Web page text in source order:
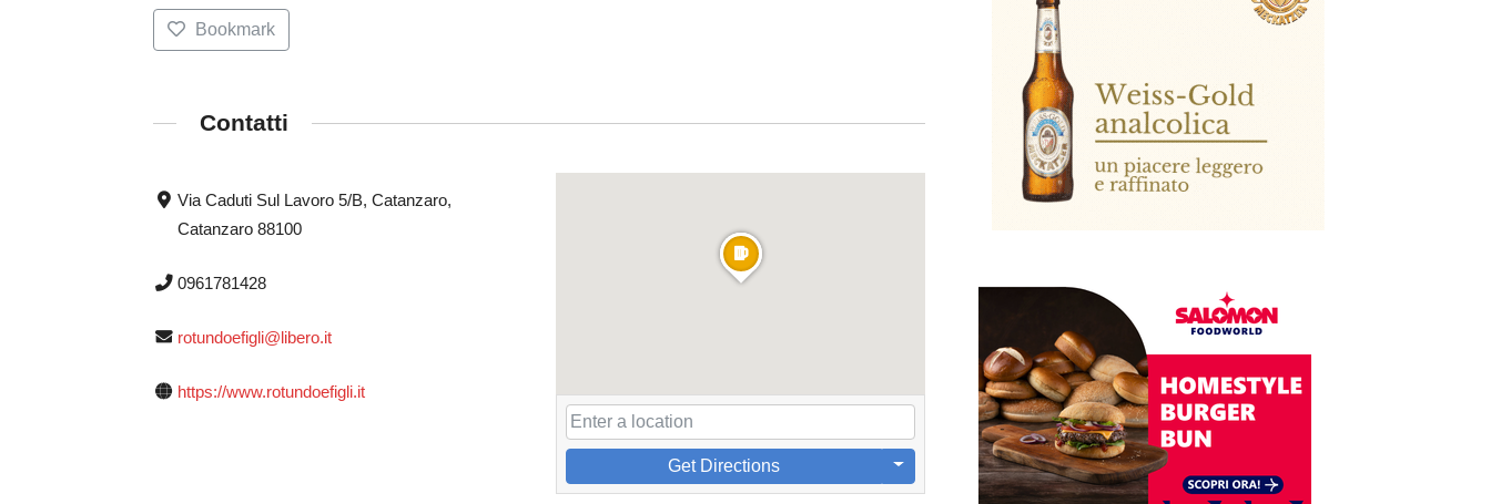
Bookmark
Contatti
Via Caduti Sul Lavoro 5/B, Catanzaro,
Catanzaro 88100
0961781428
rotundoefigli@libero.it
https://www.rotundoefigli.it
Get Directions